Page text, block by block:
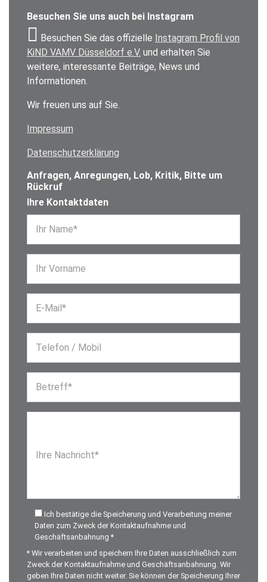
Besuchen Sie uns auch bei Instagram
Besuchen Sie das offizielle Instagram Profil von
KiND VAMV Düsseldorf e.V. und erhalten Sie
weitere, interessante Beiträge, News und
Informationen.
Wir freuen uns auf Sie.
Impressum
Datenschutzerklärung
Anfragen, Anregungen, Lob, Kritik, Bitte um
Rückruf
Ihre Kontaktdaten
Ihr Name*
Ihr Vorname
E-Mail*
Telefon / Mobil
Betreff*
Ihre Nachricht*
Ich bestätige die Speicherung und Verarbeitung meiner
Daten zum Zweck der Kontaktaufnahme und
Geschäftsanbahnung *
* Wir verarbeiten und speichern Ihre Daten ausschließlich zum
Zweck der Kontaktaufnahme und Geschäftsanbahnung. Wir
geben Ihre Daten nicht weiter. Sie können der Speicherung Ihrer